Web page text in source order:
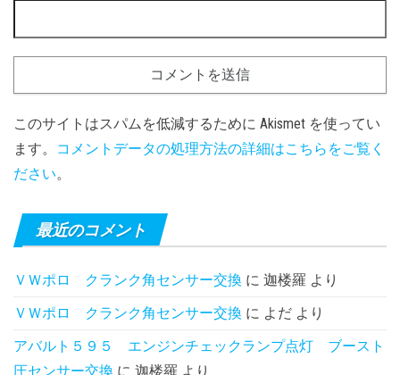
このサイトはスパムを低減するために Akismet を使ってい
ます。
コメントデータの処理方法の詳細はこちらをご覧く
ださい。
最近のコメント
ＶＷポロ クランク角センサー交換 に 迦楼羅 より
ＶＷポロ クランク角センサー交換 に よだ より
アバルト５９５ エンジンチェックランプ点灯 ブースト
圧センサー交換 に 迦楼羅 より